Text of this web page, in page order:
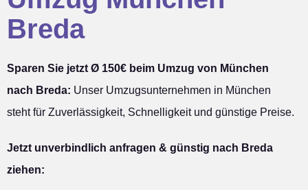
Breda
Sparen Sie jetzt Ø 150€ beim Umzug von München
nach Breda: Unser Umzugsunternehmen in München
steht für Zuverlässigkeit, Schnelligkeit und günstige Preise.
Jetzt unverbindlich anfragen & günstig nach Breda
ziehen: